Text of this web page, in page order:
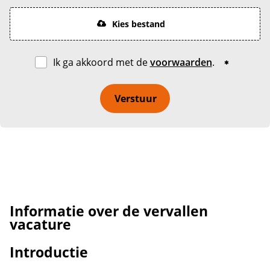
Kies bestand
Ik ga akkoord met devoorwaarden.
Verstuur
Informatie over de vervallen
vacature
Introductie